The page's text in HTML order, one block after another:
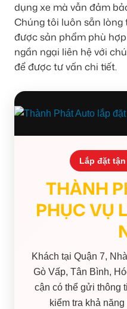
dụng xe mà vẫn đảm
Chúng tôi luôn sẵn
được sản phẩm phù
ngần ngại liên hệ với
để được tư vấn chi tiết.
Lắp đặt tận
THÀNH
PHỤC VỤ
Khách tại Quận 7,
Gò Vấp, Tân Bình,
cận có thể gửi thông
kiểm tra khả